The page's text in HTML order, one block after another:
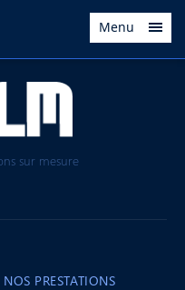
Menu
sur mesure
NOS PRESTATIONS